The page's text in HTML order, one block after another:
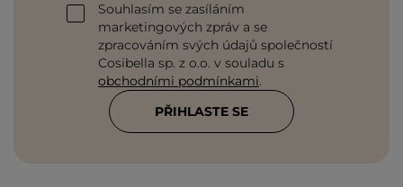
Souhlasím se zasíláním
marketingových zpráv a se
zpracováním svých údajů společností
Cosibella sp. z o.o. v souladu s
obchodními podmínkami.
PŘIHLASTE SE